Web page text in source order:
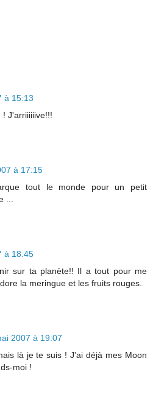
à 15:13
! J'arriiiiiive!!!
à 17:15
tout le monde pour un petit
...
à 18:45
sur ta planète!! Il a tout pour me
la meringue et les fruits rouges.
2007 à 19:07
là je te suis ! J'ai déjà mes Moon
moi !